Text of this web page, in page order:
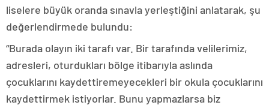
liselere büyük oranda sınavla yerleştiğini anlatarak, şu
değerlendirmede bulundu:
“Burada olayın iki tarafı var. Bir tarafında velilerimiz,
adresleri, oturdukları bölge itibarıyla aslında
çocuklarını kaydettiremeyecekleri bir okula çocuklarını
kaydettirmek istiyorlar. Bunu yapmazlarsa biz